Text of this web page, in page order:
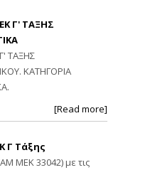
Γ' ΤΑΞΗΣ
ΤΑΞΗΣ
ΚΑΤΗΓΟΡΙΑ
[Read more]
Γ Τάξης
ΜΕΚ 33042) με τις